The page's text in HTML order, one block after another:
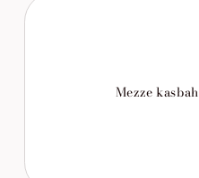
Mezze kasbah